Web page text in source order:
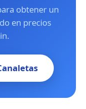
obtener un
en precios